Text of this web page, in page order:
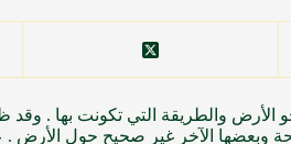
والطريقة التي تكونت بها . وقد
وبعضها الآخر غير صحيح حول الأرض .